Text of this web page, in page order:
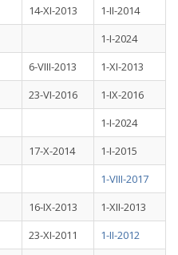
14-XI-2013
1-II-2014
1-I-2024
6-VIII-2013
1-XI-2013
23-VI-2016
1-IX-2016
1-I-2024
17-X-2014
1-I-2015
1-VIII-2017
16-IX-2013
1-XII-2013
23-XI-2011
1-II-2012